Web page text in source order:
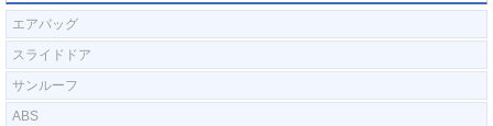
エアバッグ
スライドドア
サンルーフ
ABS